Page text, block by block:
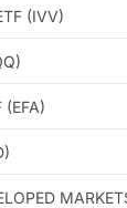
(IVV)
(EFA)